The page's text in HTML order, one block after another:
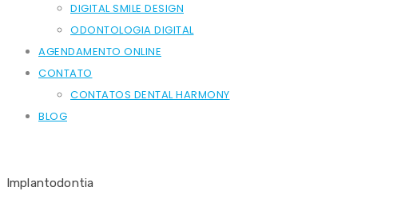
DIGITAL SMILE DESIGN
ODONTOLOGIA DIGITAL
AGENDAMENTO ONLINE
CONTATO
CONTATOS DENTAL HARMONY
BLOG
Implantodontia